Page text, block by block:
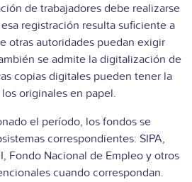
de trabajadores debe realizarse
registración resulta suficiente a
otras autoridades puedan exigir
se admite la digitalización de
copias digitales pueden tener la
originales en papel.
el período, los fondos se
correspondientes: SIPA,
Fondo Nacional de Empleo y otros
cuando correspondan.